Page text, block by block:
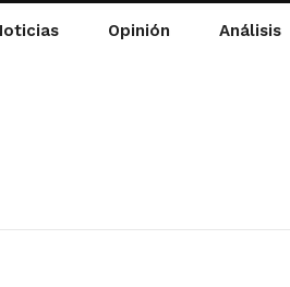
Opinión Análisis